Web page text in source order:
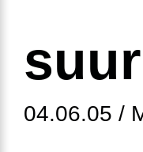
04.06.05 /